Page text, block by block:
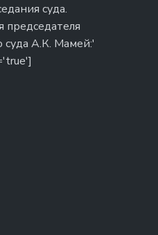
суда.
суда А.К. Мамей:'